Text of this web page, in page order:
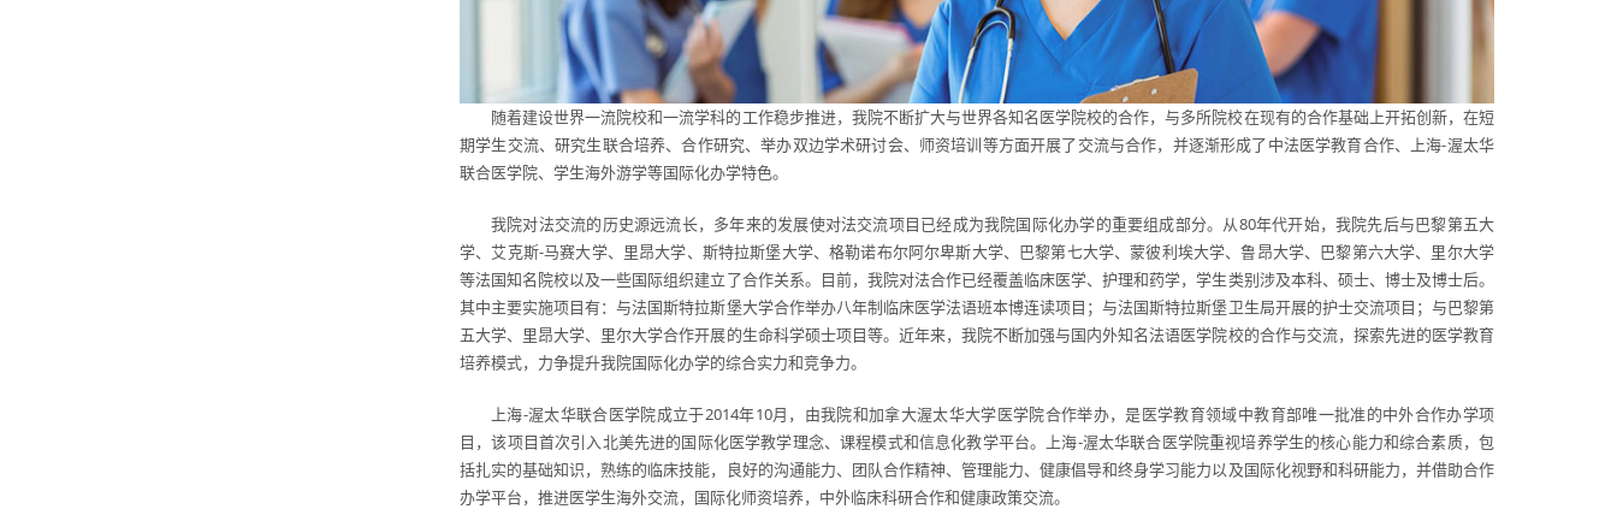
随着建设世界一流院校和一流学科的工作稳步推进，我院不断扩大与世界各知名医学院校的合作，与多所院校在现有的合作基础上开拓创新，在短
期学生交流、研究生联合培养、合作研究、举办双边学术研讨会、师资培训等方面开展了交流与合作，并逐渐形成了中法医学教育合作、上海-渥太华
联合医学院、学生海外游学等国际化办学特色。
我院对法交流的历史源远流长，多年来的发展使对法交流项目已经成为我院国际化办学的重要组成部分。从80年代开始，我院先后与巴黎第五大
学、艾克斯-马赛大学、里昂大学、斯特拉斯堡大学、格勒诺布尔阿尔卑斯大学、巴黎第七大学、蒙彼利埃大学、鲁昂大学、巴黎第六大学、里尔大学
等法国知名院校以及一些国际组织建立了合作关系。目前，我院对法合作已经覆盖临床医学、护理和药学，学生类别涉及本科、硕士、博士及博士后。
其中主要实施项目有：与法国斯特拉斯堡大学合作举办八年制临床医学法语班本博连读项目；与法国斯特拉斯堡卫生局开展的护士交流项目；与巴黎第
五大学、里昂大学、里尔大学合作开展的生命科学硕士项目等。近年来，我院不断加强与国内外知名法语医学院校的合作与交流，探索先进的医学教育
培养模式，力争提升我院国际化办学的综合实力和竞争力。
上海-渥太华联合医学院成立于2014年10月，由我院和加拿大渥太华大学医学院合作举办，是医学教育领域中教育部唯一批准的中外合作办学项
目，该项目首次引入北美先进的国际化医学教学理念、课程模式和信息化教学平台。上海-渥太华联合医学院重视培养学生的核心能力和综合素质，包
括扎实的基础知识，熟练的临床技能，良好的沟通能力、团队合作精神、管理能力、健康倡导和终身学习能力以及国际化视野和科研能力，并借助合作
办学平台，推进医学生海外交流，国际化师资培养，中外临床科研合作和健康政策交流。